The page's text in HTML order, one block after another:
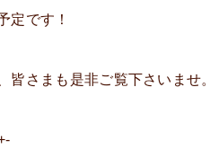
定です！
さまも是非ご覧下さいませ。